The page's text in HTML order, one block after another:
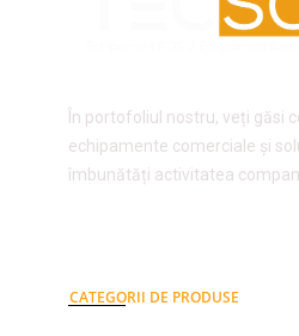
În portofoliul nostru, veți găsi
echipamente comerciale și
îmbunătăți activitatea
CATEGORII DE PRODUSE